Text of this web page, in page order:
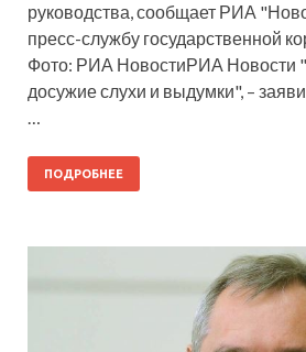
руководства, сообщает РИА
пресс-службу государственной
Фото: РИА НовостиРИА Новости
досужие слухи и выдумки", –
…
ПОДРОБНЕЕ